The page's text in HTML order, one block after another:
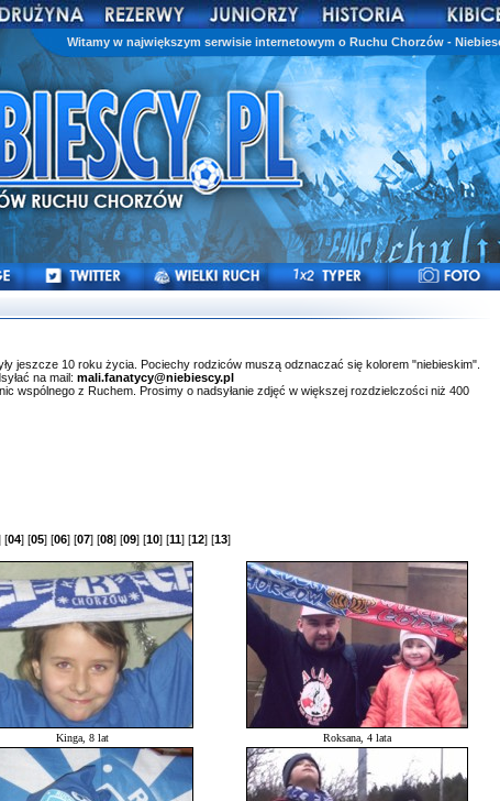
Witamy w największym serwisie internetowym o Ruchu Chorzów -
jeszcze 10 roku życia. Pociechy rodziców muszą odznaczać się kolorem "niebieskim".
na mail: mali.fanatycy@niebiescy.pl
wspólnego z Ruchem. Prosimy o nadsyłanie zdjęć w większej rozdzielczości niż 400
[04] [05] [06] [07] [08] [09] [10] [11] [12] [13]
Kinga, 8 lat Roksana, 4 lata